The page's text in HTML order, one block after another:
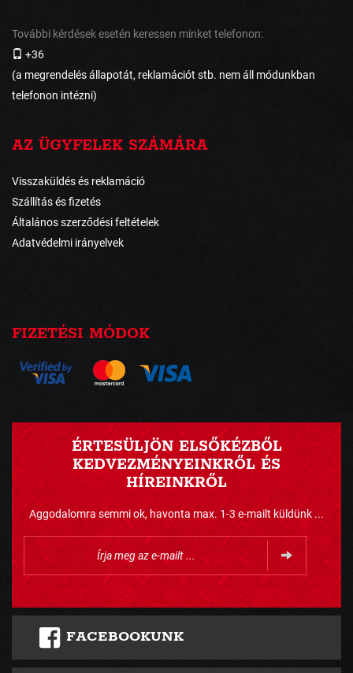
További kérdések esetén keressen minket telefonon:
+36
(a megrendelés állapotát, reklamációt stb. nem áll módunkban
telefonon intézni)
AZ ÜGYFELEK SZÁMÁRA
Visszaküldés és reklamáció
Szállítás és fizetés
Általános szerződési feltételek
Adatvédelmi irányelvek
FIZETÉSI MÓDOK
ÉRTESÜLJÖN ELSŐKÉZBŐL
KEDVEZMÉNYEINKRŐL ÉS
HÍREINKRŐL
Aggodalomra semmi ok, havonta max. 1-3 e-mailt küldünk ...
FACEBOOKUNK